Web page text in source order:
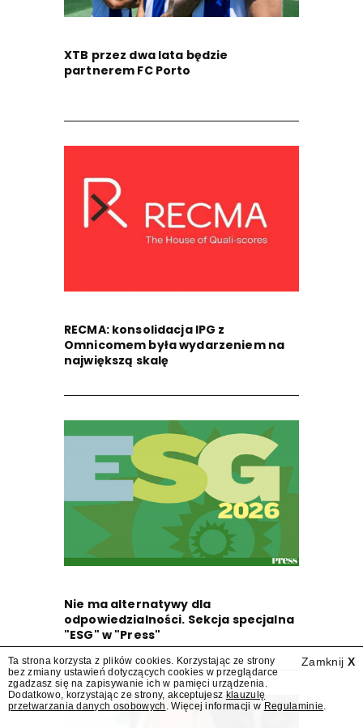
XTB przez dwa lata będzie
partnerem FC Porto
RECMA: konsolidacja IPG z
Omnicomem była wydarzeniem na
największą skalę
Nie ma alternatywy dla
odpowiedzialności. Sekcja specjalna
"ESG" w "Press"
Zamknij X
Ta strona korzysta z plików cookies. Korzystając ze strony
bez zmiany ustawień dotyczących cookies w przeglądarce
zgadzasz się na zapisywanie ich w pamięci urządzenia.
Dodatkowo, korzystając ze strony, akceptujesz klauzulę
przetwarzania danych osobowych . Więcej informacji w Regulaminie.